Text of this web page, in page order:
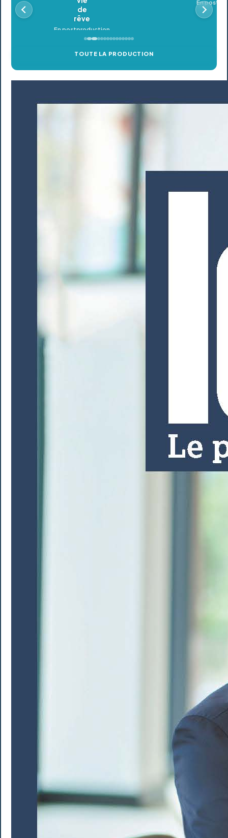
En postproduction
TOUTE LA PRODUCTION